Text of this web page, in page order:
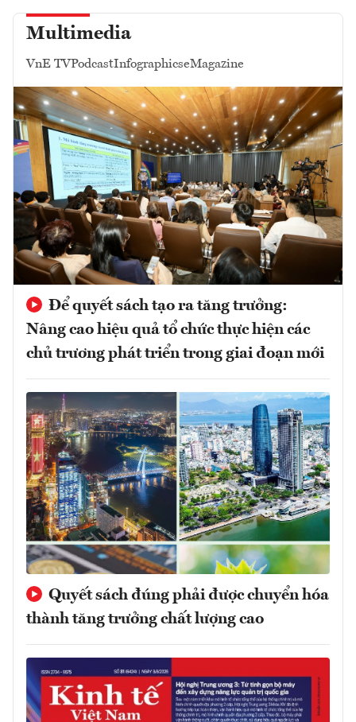
Multimedia
VnE TVPodcastInfographicseMagazine
Để quyết sách tạo ra tăng trưởng:
Nâng cao hiệu quả tổ chức thực hiện các
chủ trương phát triển trong giai đoạn mới
Quyết sách đúng phải được chuyển hóa
thành tăng trưởng chất lượng cao